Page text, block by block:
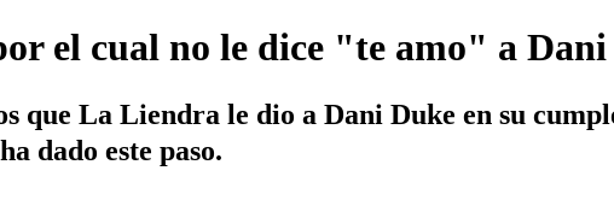
el cual no le dice "te amo" a
que La Liendra le dio a Dani Duke en su
dado este paso.